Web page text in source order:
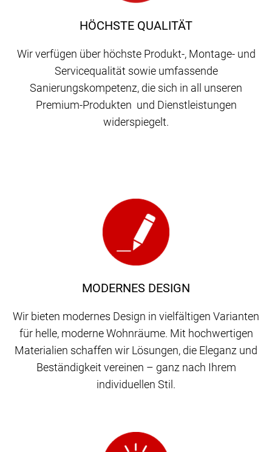
HÖCHSTE QUALITÄT
Wir verfügen über höchste Produkt-, Montage- und
Servicequalität sowie umfassende
Sanierungskompetenz, die sich in all unseren
Premium-Produkten und Dienstleistungen
widerspiegelt.
MODERNES DESIGN
Wir bieten modernes Design in vielfältigen Varianten
für helle, moderne Wohnräume. Mit hochwertigen
Materialien schaffen wir Lösungen, die Eleganz und
Beständigkeit vereinen – ganz nach Ihrem
individuellen Stil.